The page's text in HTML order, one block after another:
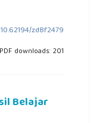
zd8f2479
PDF downloads: 201
Belajar